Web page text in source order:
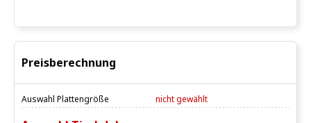
Preisberechnung
Auswahl Plattengröße nicht gewählt